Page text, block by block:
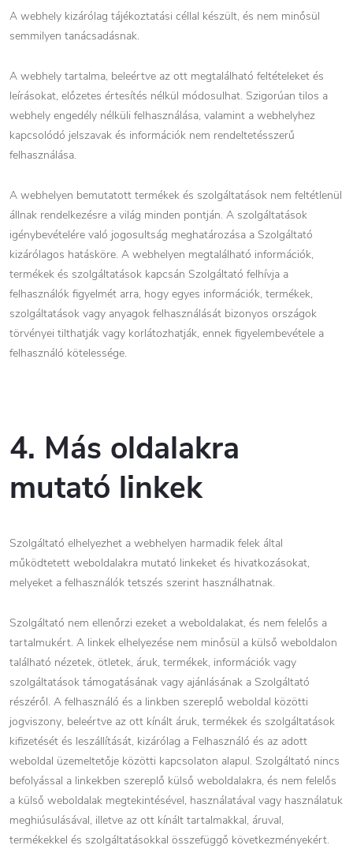
A webhely kizárólag tájékoztatási céllal készült, és nem minősül
semmilyen tanácsadásnak.
A webhely tartalma, beleértve az ott megtalálható feltételeket és
leírásokat, előzetes értesítés nélkül módosulhat. Szigorúan tilos a
webhely engedély nélküli felhasználása, valamint a webhelyhez
kapcsolódó jelszavak és információk nem rendeltetésszerű
felhasználása.
A webhelyen bemutatott termékek és szolgáltatások nem feltétlenül
állnak rendelkezésre a világ minden pontján. A szolgáltatások
igénybevételére való jogosultság meghatározása a Szolgáltató
kizárólagos hatásköre. A webhelyen megtalálható információk,
termékek és szolgáltatások kapcsán Szolgáltató felhívja a
felhasználók figyelmét arra, hogy egyes információk, termékek,
szolgáltatások vagy anyagok felhasználását bizonyos országok
törvényei tilthatják vagy korlátozhatják, ennek figyelembevétele a
felhasználó kötelessége.
4. Más oldalakra
mutató linkek
Szolgáltató elhelyezhet a webhelyen harmadik felek által
működtetett weboldalakra mutató linkeket és hivatkozásokat,
melyeket a felhasználók tetszés szerint használhatnak.
Szolgáltató nem ellenőrzi ezeket a weboldalakat, és nem felelős a
tartalmukért. A linkek elhelyezése nem minősül a külső weboldalon
található nézetek, ötletek, áruk, termékek, információk vagy
szolgáltatások támogatásának vagy ajánlásának a Szolgáltató
részéről. A felhasználó és a linkben szereplő weboldal közötti
jogviszony, beleértve az ott kínált áruk, termékek és szolgáltatások
kifizetését és leszállítását, kizárólag a Felhasználó és az adott
weboldal üzemeltetője közötti kapcsolaton alapul. Szolgáltató nincs
befolyással a linkekben szereplő külső weboldalakra, és nem felelős
a külső weboldalak megtekintésével, használatával vagy használatuk
meghiúsulásával, illetve az ott kínált tartalmakkal, áruval,
termékekkel és szolgáltatásokkal összefüggő következményekért.